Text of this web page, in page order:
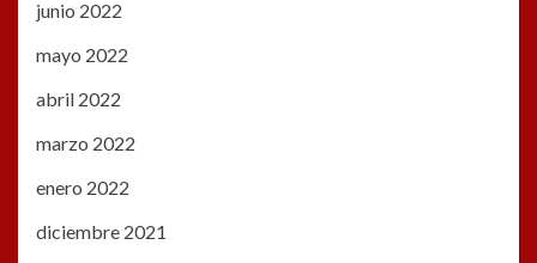
junio 2022
mayo 2022
abril 2022
marzo 2022
enero 2022
diciembre 2021